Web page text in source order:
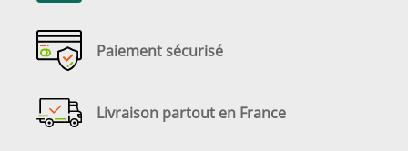
Paiement sécurisé
Livraison partout en France